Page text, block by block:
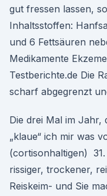
gut fressen lassen,
Inhaltsstoffen:
und 6 Fettsäuren
Medikamente
Testberichte.de Die
scharf abgegrenzt
Die drei Mal im Jahr,
„klaue“ ich mir was
(cortisonhaltigen)
rissiger, trockener,
Reiskeim- und Sie